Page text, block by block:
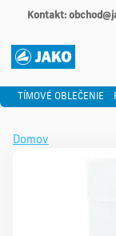
Kontakt:
TÍMOVÉ OBLEČENIE
Domov